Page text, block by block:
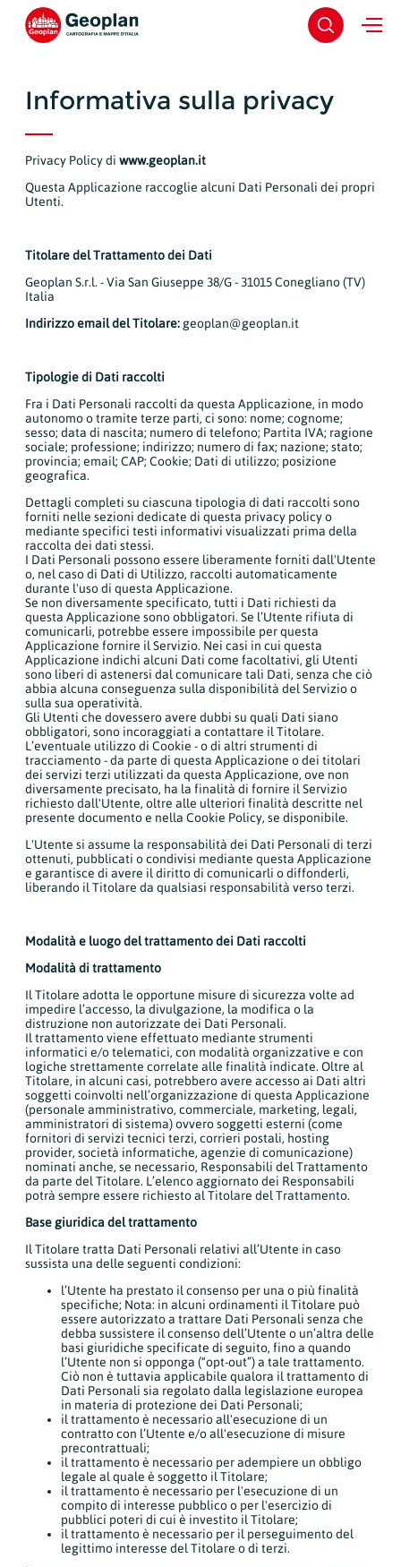
Informativa sulla privacy
Privacy Policy di www.geoplan.it
Questa Applicazione raccoglie alcuni Dati Personali dei propri
Utenti.
Titolare del Trattamento dei Dati
Geoplan S.r.l. - Via San Giuseppe 38/G - 31015 Conegliano (TV)
Italia
Indirizzo email del Titolare: geoplan@geoplan.it
Tipologie di Dati raccolti
Fra i Dati Personali raccolti da questa Applicazione, in modo
autonomo o tramite terze parti, ci sono: nome; cognome;
sesso; data di nascita; numero di telefono; Partita IVA; ragione
sociale; professione; indirizzo; numero di fax; nazione; stato;
provincia; email; CAP; Cookie; Dati di utilizzo; posizione
geografica.
Dettagli completi su ciascuna tipologia di dati raccolti sono
forniti nelle sezioni dedicate di questa privacy policy o
mediante specifici testi informativi visualizzati prima della
raccolta dei dati stessi.
I Dati Personali possono essere liberamente forniti dall'Utente
o, nel caso di Dati di Utilizzo, raccolti automaticamente
durante l'uso di questa Applicazione.
Se non diversamente specificato, tutti i Dati richiesti da
questa Applicazione sono obbligatori. Se l’Utente rifiuta di
comunicarli, potrebbe essere impossibile per questa
Applicazione fornire il Servizio. Nei casi in cui questa
Applicazione indichi alcuni Dati come facoltativi, gli Utenti
sono liberi di astenersi dal comunicare tali Dati, senza che ciò
abbia alcuna conseguenza sulla disponibilità del Servizio o
sulla sua operatività.
Gli Utenti che dovessero avere dubbi su quali Dati siano
obbligatori, sono incoraggiati a contattare il Titolare.
L’eventuale utilizzo di Cookie - o di altri strumenti di
tracciamento - da parte di questa Applicazione o dei titolari
dei servizi terzi utilizzati da questa Applicazione, ove non
diversamente precisato, ha la finalità di fornire il Servizio
richiesto dall'Utente, oltre alle ulteriori finalità descritte nel
presente documento e nella Cookie Policy, se disponibile.
L'Utente si assume la responsabilità dei Dati Personali di terzi
ottenuti, pubblicati o condivisi mediante questa Applicazione
e garantisce di avere il diritto di comunicarli o diffonderli,
liberando il Titolare da qualsiasi responsabilità verso terzi.
Modalità e luogo del trattamento dei Dati raccolti
Modalità di trattamento
Il Titolare adotta le opportune misure di sicurezza volte ad
impedire l’accesso, la divulgazione, la modifica o la
distruzione non autorizzate dei Dati Personali.
Il trattamento viene effettuato mediante strumenti
informatici e/o telematici, con modalità organizzative e con
logiche strettamente correlate alle finalità indicate. Oltre al
Titolare, in alcuni casi, potrebbero avere accesso ai Dati altri
soggetti coinvolti nell’organizzazione di questa Applicazione
(personale amministrativo, commerciale, marketing, legali,
amministratori di sistema) ovvero soggetti esterni (come
fornitori di servizi tecnici terzi, corrieri postali, hosting
provider, società informatiche, agenzie di comunicazione)
nominati anche, se necessario, Responsabili del Trattamento
da parte del Titolare. L’elenco aggiornato dei Responsabili
potrà sempre essere richiesto al Titolare del Trattamento.
Base giuridica del trattamento
Il Titolare tratta Dati Personali relativi all’Utente in caso
sussista una delle seguenti condizioni:
l’Utente ha prestato il consenso per una o più finalità
specifiche; Nota: in alcuni ordinamenti il Titolare può
essere autorizzato a trattare Dati Personali senza che
debba sussistere il consenso dell’Utente o un’altra delle
basi giuridiche specificate di seguito, fino a quando
l’Utente non si opponga (“opt-out”) a tale trattamento.
Ciò non è tuttavia applicabile qualora il trattamento di
Dati Personali sia regolato dalla legislazione europea
in materia di protezione dei Dati Personali;
il trattamento è necessario all'esecuzione di un
contratto con l’Utente e/o all'esecuzione di misure
precontrattuali;
il trattamento è necessario per adempiere un obbligo
legale al quale è soggetto il Titolare;
il trattamento è necessario per l'esecuzione di un
compito di interesse pubblico o per l'esercizio di
pubblici poteri di cui è investito il Titolare;
il trattamento è necessario per il perseguimento del
legittimo interesse del Titolare o di terzi.